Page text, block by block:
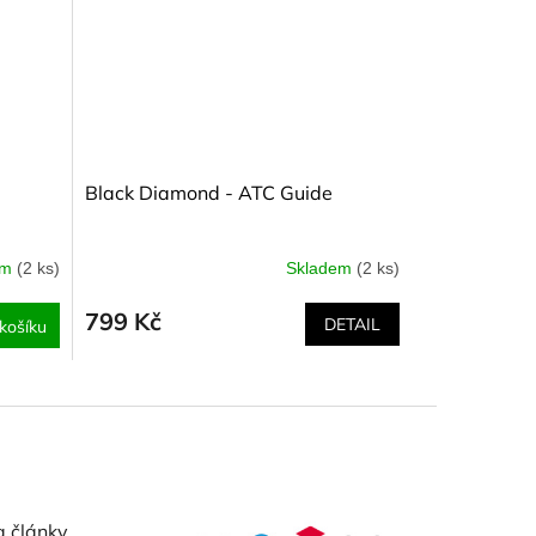
(2 ks)
Black Diamond - ATC Guide
Skladem (2 ks)
799 Kč DETAIL